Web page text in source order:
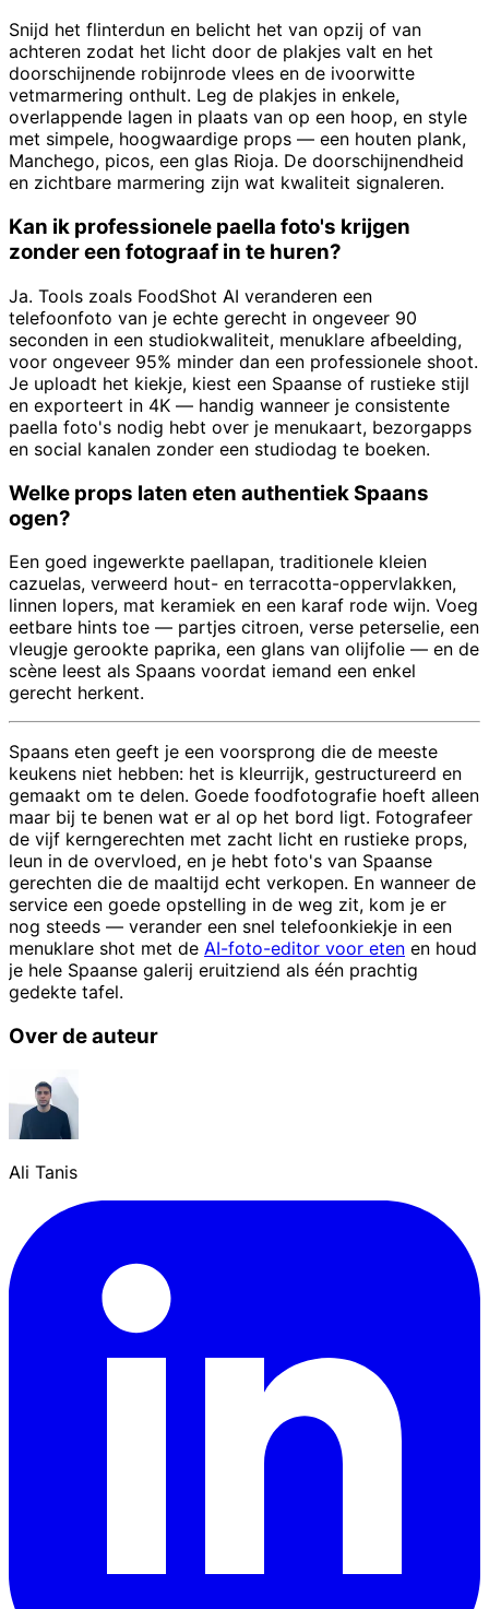
Snijd het flinterdun en belicht het van opzij of van
achteren zodat het licht door de plakjes valt en het
doorschijnende robijnrode vlees en de ivoorwitte
vetmarmering onthult. Leg de plakjes in enkele,
overlappende lagen in plaats van op een hoop, en style
met simpele, hoogwaardige props — een houten plank,
Manchego, picos, een glas Rioja. De doorschijnendheid
en zichtbare marmering zijn wat kwaliteit signaleren.
Kan ik professionele paella foto's krijgen
zonder een fotograaf in te huren?
Ja. Tools zoals FoodShot AI veranderen een
telefoonfoto van je echte gerecht in ongeveer 90
seconden in een studiokwaliteit, menuklare afbeelding,
voor ongeveer 95% minder dan een professionele shoot.
Je uploadt het kiekje, kiest een Spaanse of rustieke stijl
en exporteert in 4K — handig wanneer je consistente
paella foto's nodig hebt over je menukaart, bezorgapps
en social kanalen zonder een studiodag te boeken.
Welke props laten eten authentiek Spaans
ogen?
Een goed ingewerkte paellapan, traditionele kleien
cazuelas, verweerd hout- en terracotta-oppervlakken,
linnen lopers, mat keramiek en een karaf rode wijn. Voeg
eetbare hints toe — partjes citroen, verse peterselie, een
vleugje gerookte paprika, een glans van olijfolie — en de
scène leest als Spaans voordat iemand een enkel
gerecht herkent.
Spaans eten geeft je een voorsprong die de meeste
keukens niet hebben: het is kleurrijk, gestructureerd en
gemaakt om te delen. Goede foodfotografie hoeft alleen
maar bij te benen wat er al op het bord ligt. Fotografeer
de vijf kerngerechten met zacht licht en rustieke props,
leun in de overvloed, en je hebt foto's van Spaanse
gerechten die de maaltijd echt verkopen. En wanneer de
service een goede opstelling in de weg zit, kom je er
nog steeds — verander een snel telefoonkiekje in een
menuklare shot met de AI-foto-editor voor eten en houd
je hele Spaanse galerij eruitziend als één prachtig
gedekte tafel.
Over de auteur
Ali Tanis